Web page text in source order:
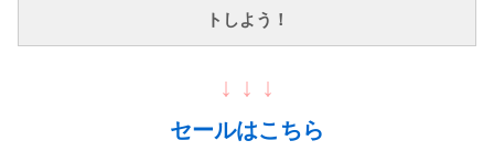
トしよう！
↓ ↓ ↓
セールはこちら